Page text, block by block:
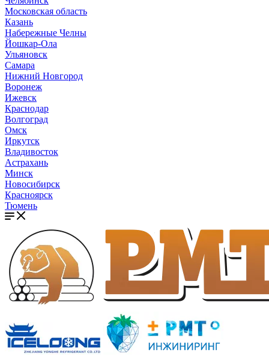
Московская область
Казань
Набережные Челны
Йошкар-Ола
Ульяновск
Самара
Нижний Новгород
Воронеж
Ижевск
Краснодар
Волгоград
Омск
Иркутск
Владивосток
Астрахань
Минск
Новосибирск
Красноярск
Тюмень